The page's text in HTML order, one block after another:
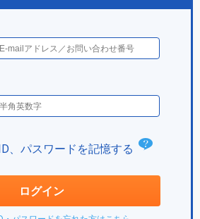
、パスワードを記憶する
ク
ログイン